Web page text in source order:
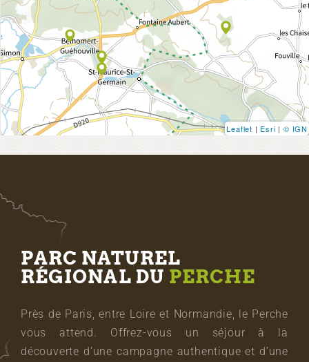
Leaflet | Esri | © IGN
PARC NATUREL
RÉGIONAL DU PERCHE
Près de Paris, entre Loire et Normandie, le Perche
vous attend. Offrez-vous un séjour à la
découverte d’une campagne authentique et d’une